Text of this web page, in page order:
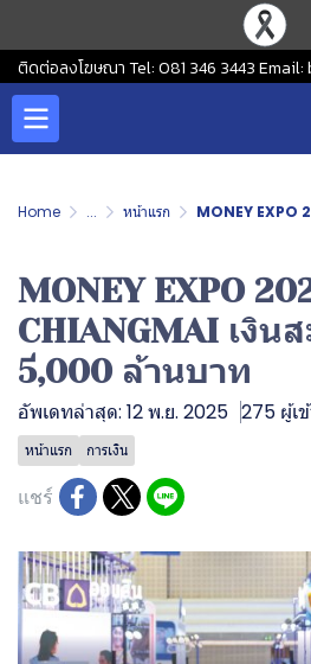
ติดต่อลงโฆษณา Tel: 081 346 3443
Home ... หน้าแรก MONEY EXPO 2025
MONEY EXPO
CHIANGMAI เงิน
5,000 ล้านบาท
อัพเดทล่าสุด: 12 พ.ย. 2025 275 ผู้เ
หน้าแรก การเงิน
แชร์